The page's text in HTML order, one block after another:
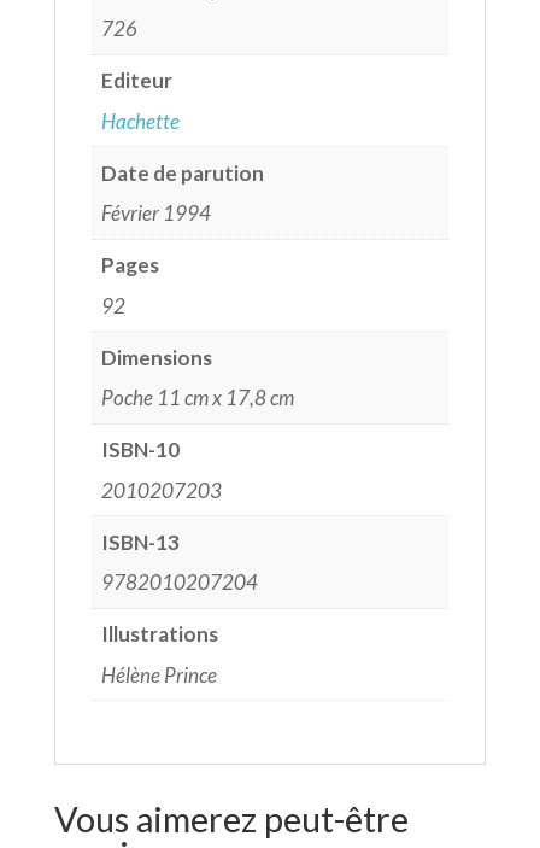
726
Editeur
Hachette
Date de parution
Février 1994
Pages
92
Dimensions
Poche 11 cm x 17,8 cm
ISBN-10
2010207203
ISBN-13
9782010207204
Illustrations
Hélène Prince
Vous aimerez peut-être